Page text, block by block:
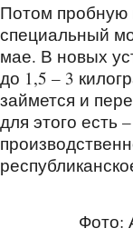
Потом пробную
специальный
мае. В новых
до 1,5 – 3
займется и
для этого есть
Фото: